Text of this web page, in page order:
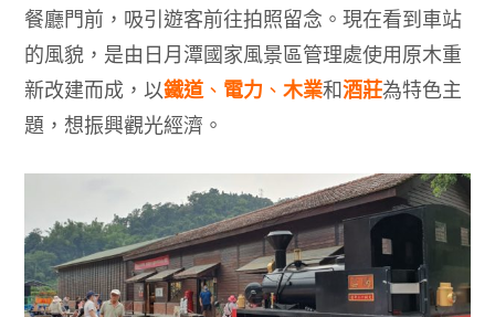
餐廳門前，吸引遊客前往拍照留念。現在看到車站
的風貌，是由日月潭國家風景區管理處使用原木重
新改建而成，以鐵道、 電力 、木業和酒莊為特色主
題，想振興觀光經濟。